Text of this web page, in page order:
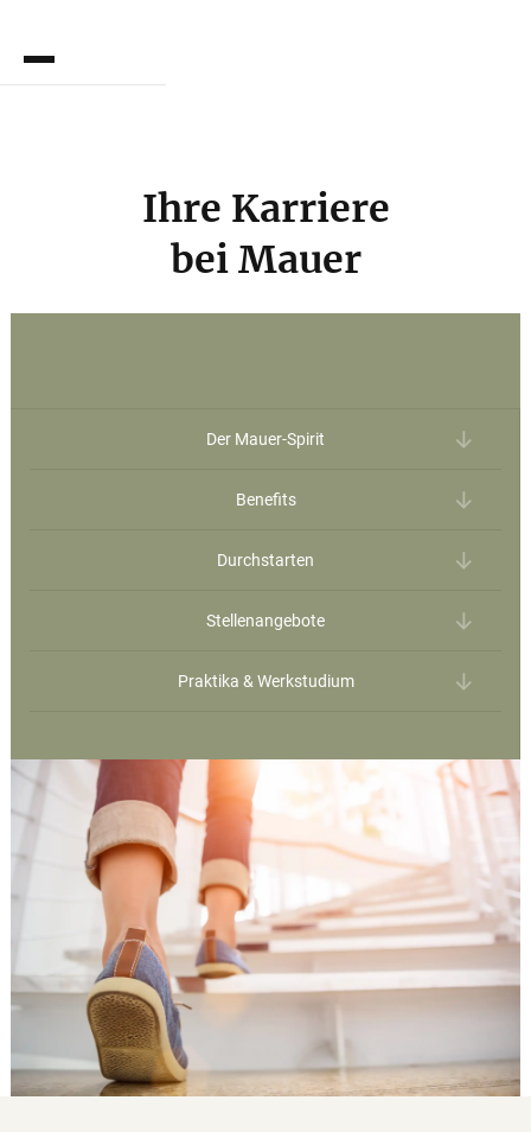
Ihre Karriere
bei Mauer
Der Mauer-Spirit
Benefits
Durchstarten
Stellenangebote
Praktika & Werkstudium